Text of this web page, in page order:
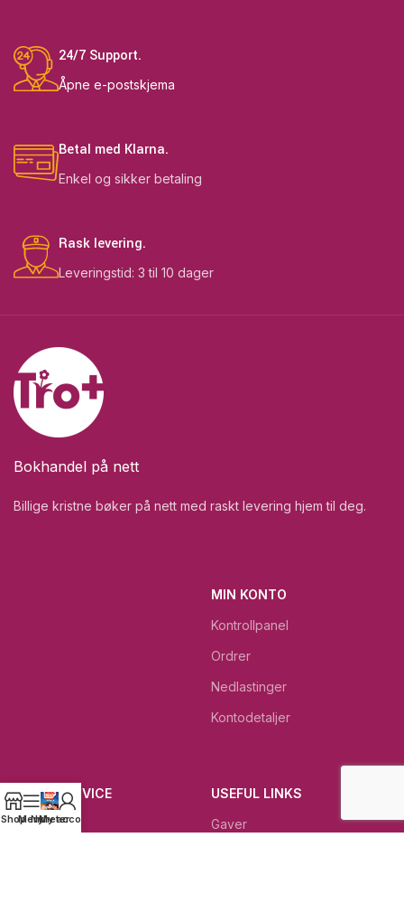
24/7 Support.
Åpne e-postskjema
Betal med Klarna.
Enkel og sikker betaling
Rask levering.
Leveringstid: 3 til 10 dager
Bokhandel på nett
Billige kristne bøker på nett med raskt levering hjem til deg.
MIN KONTO
Kontrollpanel
Ordrer
Nedlastinger
Kontodetaljer
KUNDESERVICE
Kontakt
USEFUL LINKS
Gaver
ShopMenuNyheter
My account